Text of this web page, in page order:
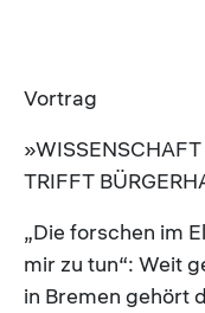
Vortrag
TRIFFT
„Die forschen im
mir zu tun“: Weit
in Bremen gehört